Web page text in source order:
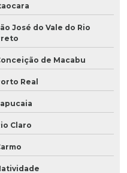
José do Vale do Rio
de Macabu
Real
Claro